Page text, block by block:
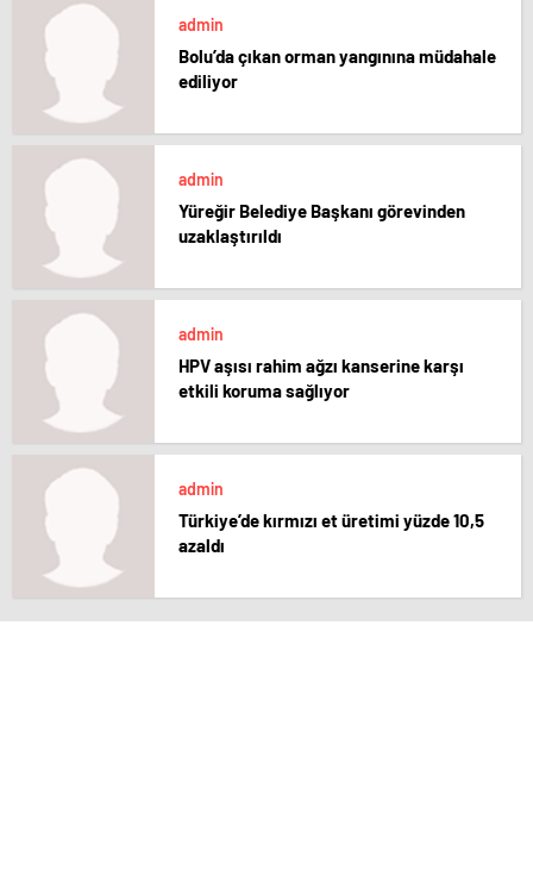
admin
Bolu’da çıkan orman yangınına müdahale
ediliyor
admin
Yüreğir Belediye Başkanı görevinden
uzaklaştırıldı
admin
HPV aşısı rahim ağzı kanserine karşı
etkili koruma sağlıyor
admin
Türkiye’de kırmızı et üretimi yüzde 10,5
azaldı